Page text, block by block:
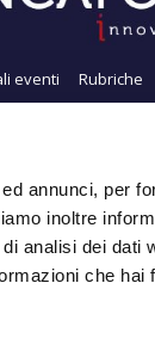
annunci, per
inoltre
analisi dei dati
che hai
eventi Rubriche
alla